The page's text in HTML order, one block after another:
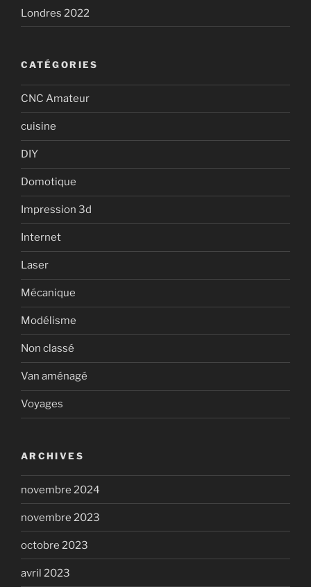
Londres 2022
CATÉGORIES
CNC Amateur
cuisine
DIY
Domotique
Impression 3d
Internet
Laser
Mécanique
Modélisme
Non classé
Van aménagé
Voyages
ARCHIVES
novembre 2024
novembre 2023
octobre 2023
avril 2023